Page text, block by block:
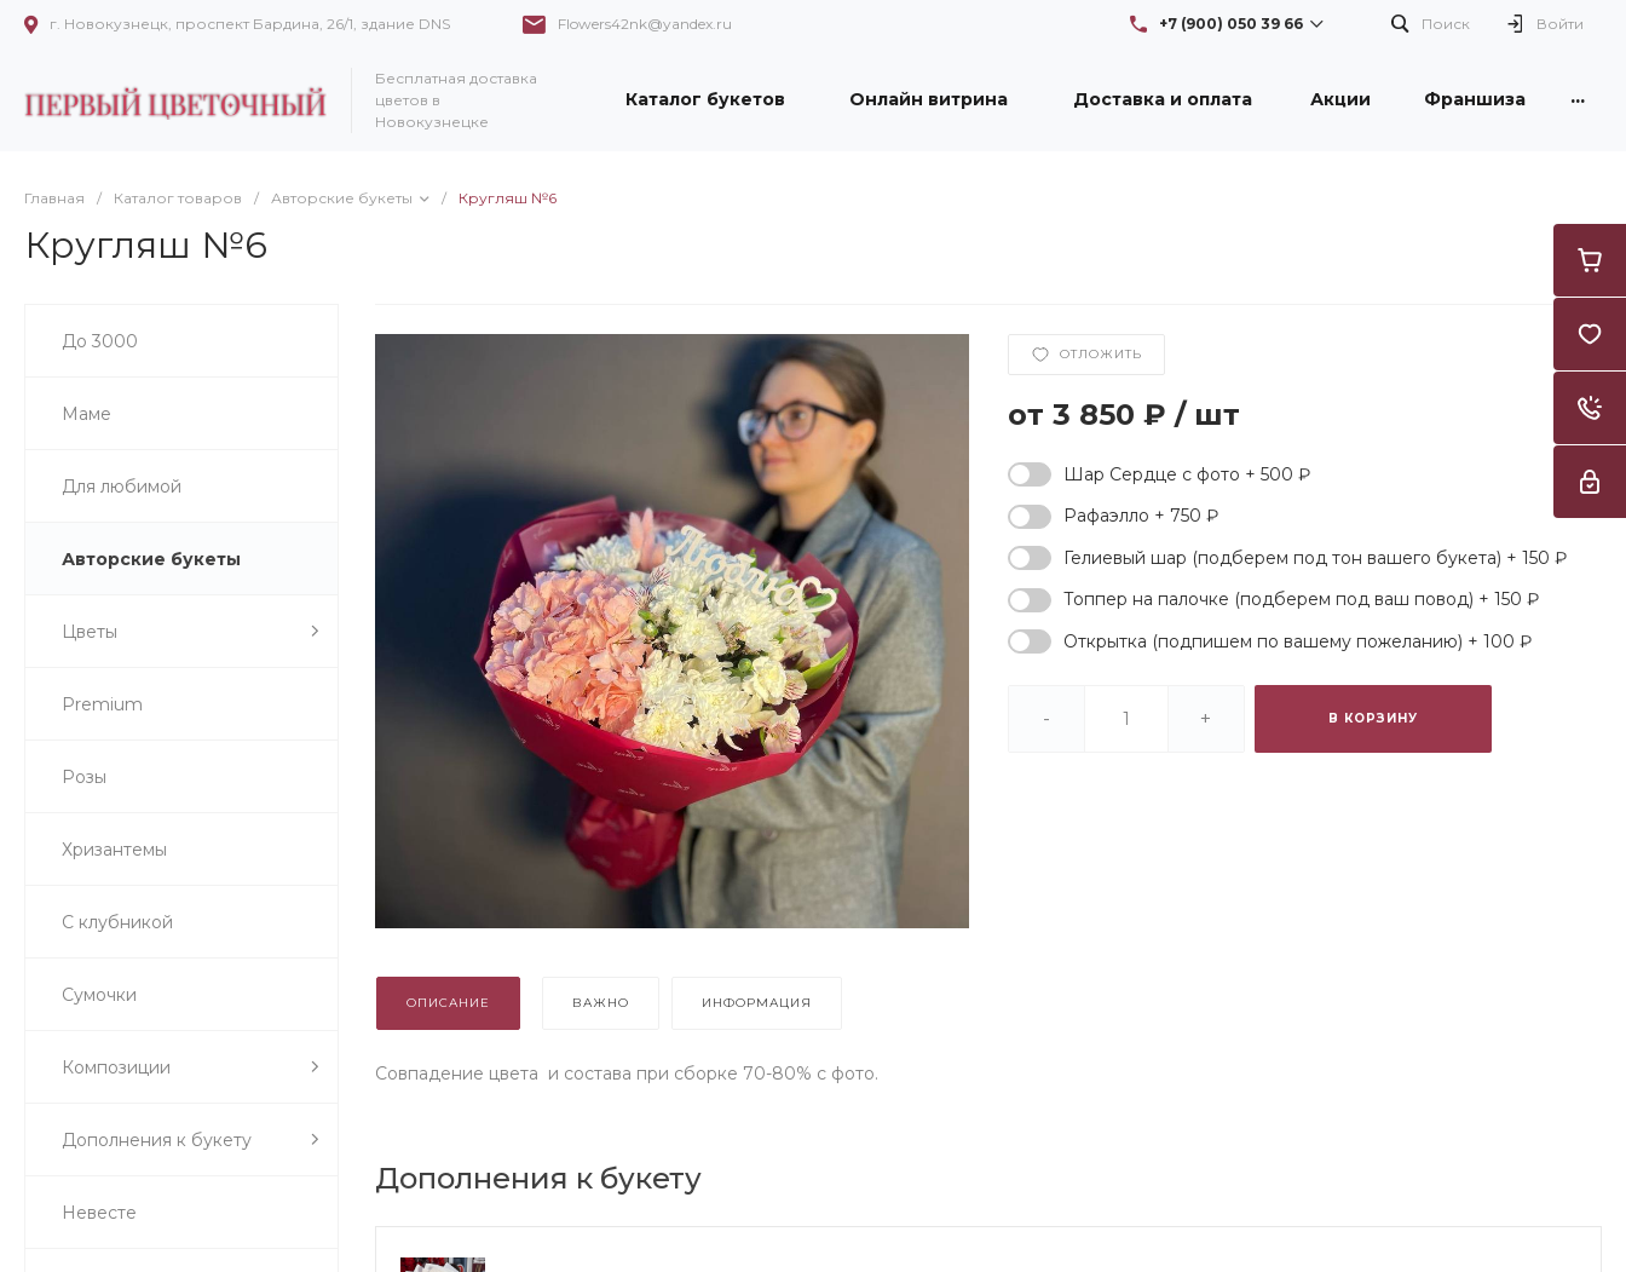
г. Новокузнецк, проспект Бардина, 26/1, здание DNS Flowers42nk@yandex.ru +7 (900) 050 39 66 Поиск Войти
Бесплатная доставка
цветов в
Новокузнецке
Каталог букетов Онлайн витрина Доставка и оплата Акции Франшиза ...
Главная / Каталог товаров / Авторские букеты / Кругляш №6
Кругляш №6
До 3000
Маме
Для любимой
Авторские букеты
Цветы
Premium
Розы
Хризантемы
С клубникой
Сумочки
Композиции
Дополнения к букету
Невесте
ОТЛОЖИТЬ
3 850 ₽ / шт
Шар Сердце с фото + 500 ₽
Рафаэлло + 750 ₽
Гелиевый шар (подберем под тон вашего букета) + 150 ₽
Топпер на палочке (подберем под ваш повод) + 150 ₽
Открытка (подпишем по вашему пожеланию) + 100 ₽
- + В КОРЗИНУ
ОПИСАНИЕ ВАЖНО ИНФОРМАЦИЯ
Совпадение цвета и состава при сборке 70-80% с фото.
Дополнения к букету